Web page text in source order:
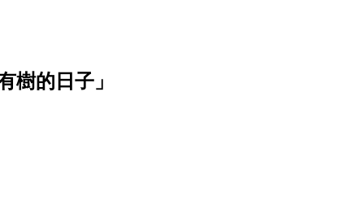
樹的日子」